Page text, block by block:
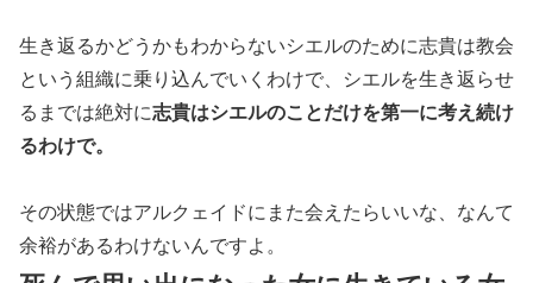
生き返るかどうかもわからないシエルのために志貴は教会
という組織に乗り込んでいくわけで、シエルを生き返らせ
るまでは絶対に志貴はシエルのことだけを第一に考え続け
るわけで。
その状態ではアルクェイドにまた会えたらいいな、なんて
余裕があるわけないんですよ。